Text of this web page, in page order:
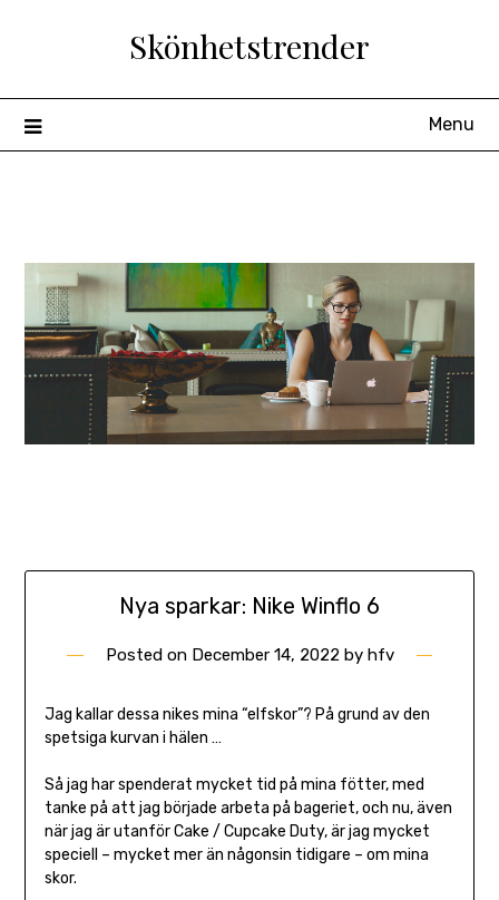
Skönhetstrender
Menu
Nya sparkar: Nike Winflo 6
Posted on December 14, 2022 by hfv
Jag kallar dessa nikes mina “elfskor”? På grund av den
spetsiga kurvan i hälen …
Så jag har spenderat mycket tid på mina fötter, med
tanke på att jag började arbeta på bageriet, och nu, även
när jag är utanför Cake / Cupcake Duty, är jag mycket
speciell – mycket mer än någonsin tidigare – om mina
skor.